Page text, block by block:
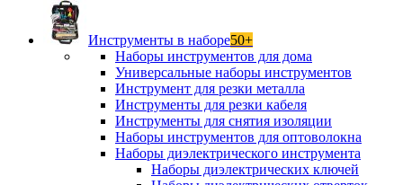
Инструменты в наборе50+
Наборы инструментов для дома
Универсальные наборы инструментов
Инструмент для резки металла
Инструменты для резки кабеля
Инструменты для снятия изоляции
Наборы инструментов для оптоволокна
Наборы диэлектрического инструмента
Наборы диэлектрических ключей